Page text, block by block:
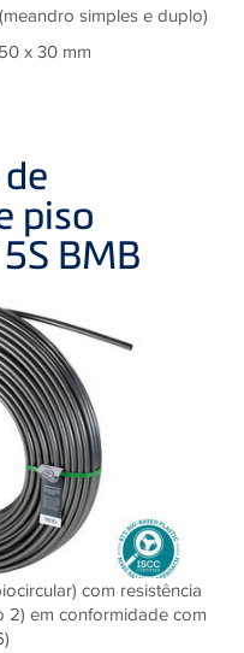
simples e duplo)
x 30 mm
piso
BMB
com resistência
2) em conformidade com